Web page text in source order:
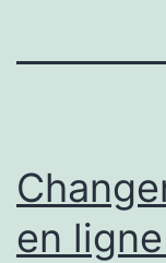
en